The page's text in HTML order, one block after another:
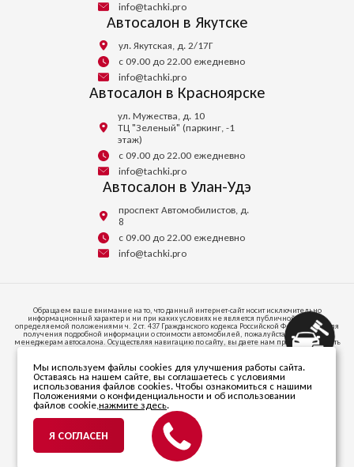
info@tachki.pro
Автосалон в Якутске
ул. Якутская, д. 2/17Г
с 09.00 до 22.00 ежедневно
info@tachki.pro
Автосалон в Красноярске
ул. Мужества, д. 10
ТЦ "Зеленый" (паркинг, -1
этаж)
с 09.00 до 22.00 ежедневно
info@tachki.pro
Автосалон в Улан-Удэ
проспект Автомобилистов, д.
8
с 09.00 до 22.00 ежедневно
info@tachki.pro
Обращаем ваше внимание на то, что данный интернет-сайт носит исключительно
информационный характер и ни при каких условиях не является публичной офертой,
определяемой положениями ч. 2 ст. 437 Гражданского кодекса Российской Федерации. Для
получения подробной информации о стоимости автомобилей, пожалуйста, обратитесь к
менеджерам автосалона. Осуществляя навигацию по сайту, вы даете нам право запоминать
и иметь доступ к куки-файлам на вашем устройстве доступа к интернету.
664047, ИРКУТСКАЯ ОБЛАСТЬ, Г.О. ГОРОД ИРКУТСК, Г ИРКУТСК, УЛ СОВЕТСКАЯ, СТР. 58/1,
ПОМЕЩ. 53
Телефон +7 (395) 256-24-00
© 2026 ООО «Автопарк». Все права защищены.
ИНН 3811470838. ОГРН 1203800020346.
Политика в отношении
обработки персональных данных
Разработано компанией
Мы используем файлы cookies для улучшения работы сайта.
Оставаясь на нашем сайте, вы соглашаетесь с условиями
использования файлов cookies. Чтобы ознакомиться с нашими
Положениями о конфиденциальности и об использовании
файлов cookie,нажмите здесь.
Я СОГЛАСЕН